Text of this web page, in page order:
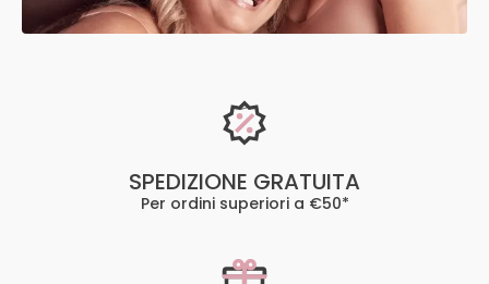
SPEDIZIONE GRATUITA
Per ordini superiori a €50*